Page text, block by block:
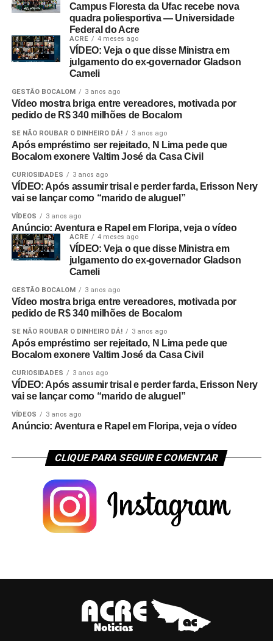
Campus Floresta da Ufac recebe nova
quadra poliesportiva — Universidade
Federal do Acre
ACRE 4 meses ago
VÍDEO: Veja o que disse Ministra em
julgamento do ex-governador Gladson
Cameli
GESTÃO BOCALOM 3 anos ago
Vídeo mostra briga entre vereadores, motivada por
pedido de R$ 340 milhões de Bocalom
SE NÃO ROUBAR O DINHEIRO DÁ! 3 anos ago
Após empréstimo ser rejeitado, N Lima pede que
Bocalom exonere Valtim José da Casa Civil
CURIOSIDADES 3 anos ago
VÍDEO: Após assumir trisal e perder farda, Erisson Nery
vai se lançar como “marido de aluguel”
VÍDEOS 3 anos ago
Anúncio: Aventura e Rapel em Floripa, veja o vídeo
ACRE 4 meses ago
VÍDEO: Veja o que disse Ministra em
julgamento do ex-governador Gladson
Cameli
GESTÃO BOCALOM 3 anos ago
Vídeo mostra briga entre vereadores, motivada por
pedido de R$ 340 milhões de Bocalom
SE NÃO ROUBAR O DINHEIRO DÁ! 3 anos ago
Após empréstimo ser rejeitado, N Lima pede que
Bocalom exonere Valtim José da Casa Civil
CURIOSIDADES 3 anos ago
VÍDEO: Após assumir trisal e perder farda, Erisson Nery
vai se lançar como “marido de aluguel”
VÍDEOS 3 anos ago
Anúncio: Aventura e Rapel em Floripa, veja o vídeo
CLIQUE PARA SEGUIR E COMENTAR